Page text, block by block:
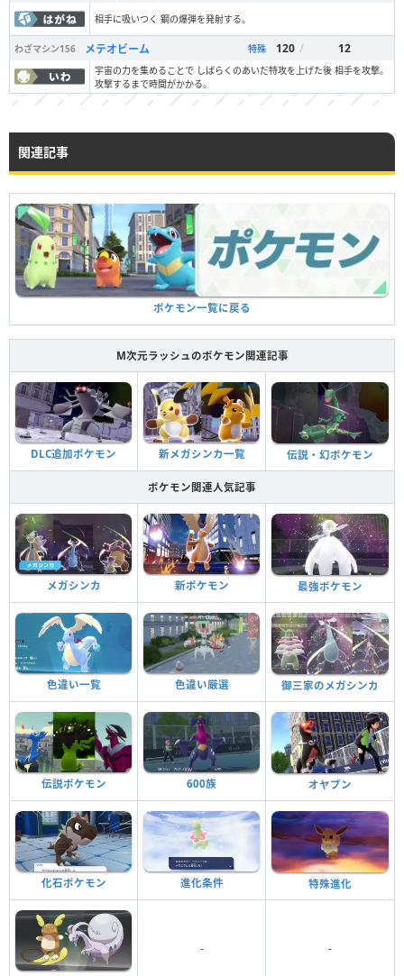
相手に吸いつく 鋼の爆弾を発射する。
わざマシン156 メテオビーム 特殊 120 / 12
宇宙の力を集めることで しばらくのあいだ特攻を上げた後 相手を攻撃。
攻撃するまで時間がかかる。
関連記事
ポケモン一覧に戻る
M次元ラッシュのポケモン関連記事
DLC追加ポケモン 新メガシンカ一覧 伝説・幻ポケモン
ポケモン関連人気記事
メガシンカ 新ポケモン 最強ポケモン
色違い一覧 色違い厳選 御三家のメガシンカ
伝説ポケモン 600族 オヤブン
化石ポケモン 進化条件 特殊進化
- -